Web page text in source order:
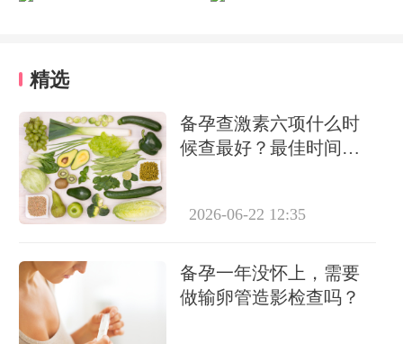
精选
备孕查激素六项什么时
候查最好？最佳时间详
2026-06-22 12:35
备孕一年没怀上，需要
做输卵管造影检查吗？